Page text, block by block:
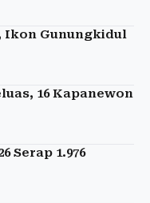
Ikon Gunungkidul
16 Kapanewon
Serap 1.976